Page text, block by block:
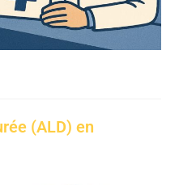
(ALD) en